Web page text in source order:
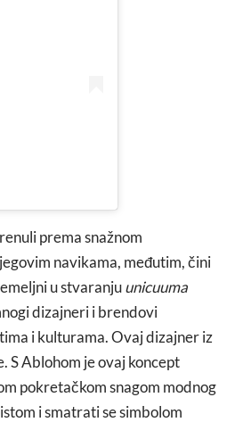
prema snažnom
navikama, međutim, čini
u stvaranjuunicuuma
dizajneri i brendovi
i kulturama. Ovaj dizajner iz
S Ablohom je ovaj koncept
pokretačkom snagom modnog
i smatrati se simbolom